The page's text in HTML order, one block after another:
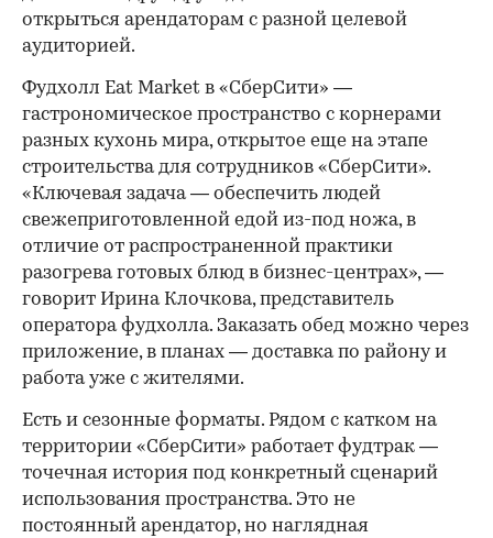
открыться арендаторам с разной целевой
аудиторией.
Фудхолл Eat Market в «СберСити» —
гастрономическое пространство с корнерами
разных кухонь мира, открытое еще на этапе
строительства для сотрудников «СберСити».
«Ключевая задача — обеспечить людей
свежеприготовленной едой из-под ножа, в
отличие от распространенной практики
разогрева готовых блюд в бизнес-центрах», —
говорит Ирина Клочкова, представитель
оператора фудхолла. Заказать обед можно через
приложение, в планах — доставка по району и
работа уже с жителями.
Есть и сезонные форматы. Рядом с катком на
территории «СберСити» работает фудтрак —
точечная история под конкретный сценарий
использования пространства. Это не
постоянный арендатор, но наглядная